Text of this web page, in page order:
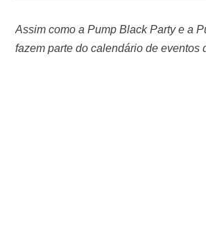
Assim como a Pump Black Party e a
fazem parte do calendário de eventos